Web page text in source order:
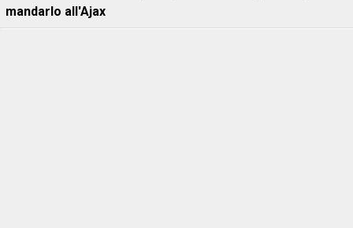
mandarlo all'Ajax